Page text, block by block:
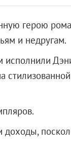
герою
и недругам.
исполнили
стилизованной
доходы,